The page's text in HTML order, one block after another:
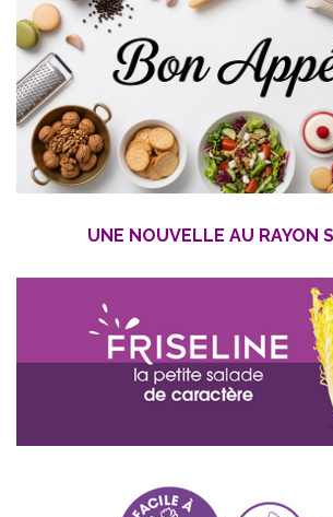
UNE NOUVELLE AU RAYON